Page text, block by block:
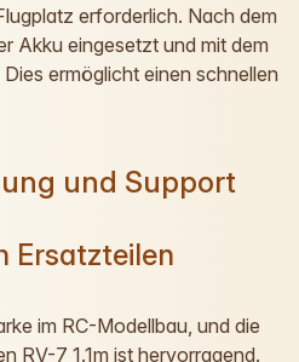
erforderlich. Nach dem
Akku eingesetzt und mit dem
ermöglicht einen schnellen
und Support
Ersatzteilen
im RC-Modellbau, und die
RV-7 1.1m ist hervorragend.